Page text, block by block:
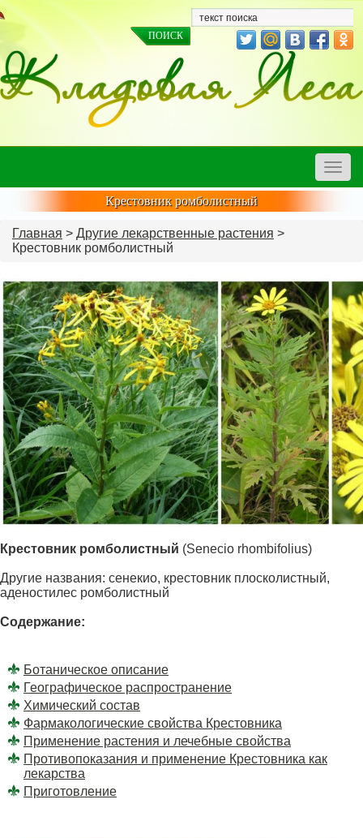
Toggle
Крестовник ромболистный
Главная > Другие лекарственные растения >
Крестовник ромболистный
Крестовник ромболистный (Senecio rhombifolius)
Другие названия: сенекио, крестовник плосколистный,
аденостилес ромболистный
Содержание:
Ботаническое описание
Географическое распространение
Химический состав
Фармакологические свойства Крестовника
Применение растения и лечебные свойства
Противопоказания и применение Крестовника как
лекарства
Приготовление